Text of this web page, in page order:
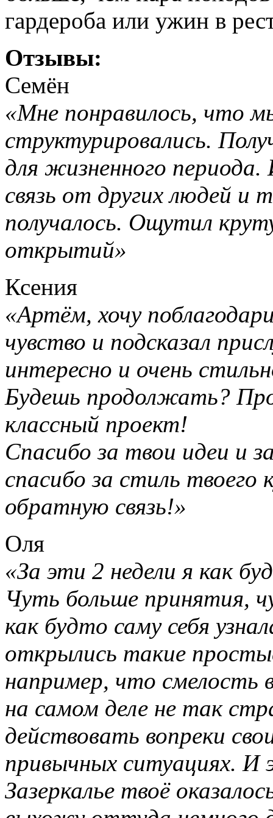
гардероба или ужин в
Отзывы:
Семён
«Мне понравилось, что
структурировались.
для жизненного
связь от других людей и
получалось. Ощутил
открытий»
Ксения
«Артём, хочу
чувство и подсказал
интересно и очень
Будешь продолжать?
классный проект!
Спасибо за твои идеи и
спасибо за стиль твоего
обратную связь!»
Оля
«За эти 2 недели я как
Чуть больше принятия,
как будто саму себя
открылись такие
например, что смелость
на самом деле не так
действовать вопреки
привычных ситуациях. И
Зазеркалье твоё